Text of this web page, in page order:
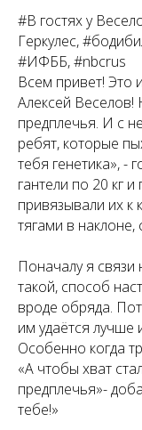
#В гостях у
Геркулес,
#ИФББ, #nbcrus
Всем привет! Это
Алексей Веселов!
предплечья. И с
ребят, которые
тебя генетика», -
гантели по 20 кг
привязывали их к
тягами в
Поначалу я связи
такой, способ
вроде обряда.
им удаётся
Особенно когда
«А чтобы хват
предплечья»-
тебе!»